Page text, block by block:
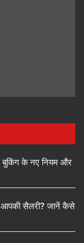
के नए नियम और
सैलरी? जानें कैसे